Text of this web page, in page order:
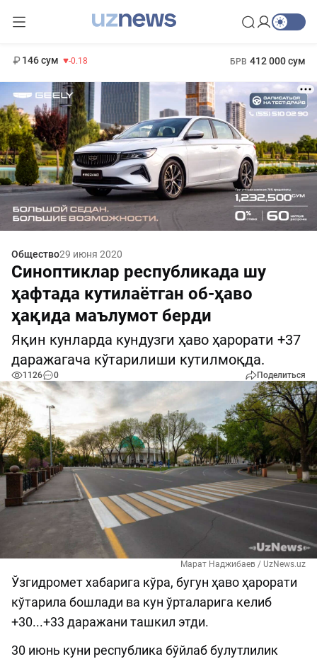
146 сум -0.18 БРВ 412 000 сум
Общество29 июня 2020
Синоптиклар республикада шу
ҳафтада кутилаётган об-ҳаво
ҳақида маълумот берди
Яқин кунларда кундузги ҳаво ҳарорати +37
даражагача кўтарилиши кутилмоқда.
1126 0 Поделиться
Марат Наджибаев / UzNews.uz
Ўзгидромет хабарига кўра, бугун ҳаво ҳарорати
кўтарила бошлади ва кун ўрталарига келиб
+30...+33 даражани ташкил этди.
30 июнь куни республика бўйлаб булутлилик